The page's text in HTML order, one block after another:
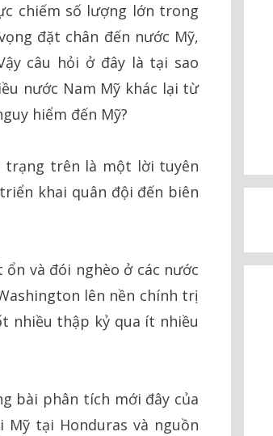
chiếm số lượng lớn trong
đặt chân đến nước Mỹ,
câu hỏi ở đây là tại sao
nước Nam Mỹ khác lại từ
hiểm đến Mỹ?
trạng trên là một lời tuyên
khai quân đội đến biên
và đói nghèo ở các nước
lên nền chính trị
nhiều thập kỷ qua ít nhiều
bài phân tích mới đây của
tại Honduras và nguồn